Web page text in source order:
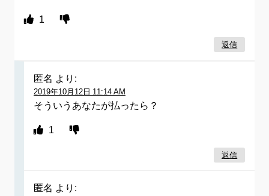
1
返信
匿名 より:
2019年10月12日 11:14 AM
そういうあなたが払ったら？
1
返信
匿名 より: